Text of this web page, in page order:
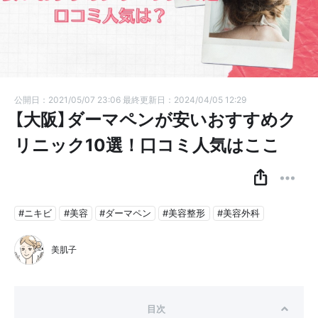
公開日：2021/05/07 23:06 最終更新日：2024/04/05 12:29
【大阪】ダーマペンが安いおすすめク
リニック10選！口コミ人気はここ
#ニキビ #美容 #ダーマペン #美容整形 #美容外科
美肌子
目次